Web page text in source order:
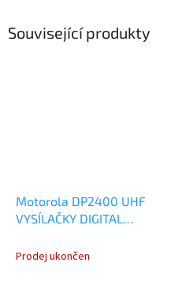
Související produkty
Motorola DP2400 UHF
VYSÍLAČKY DIGITAL
MDH02RDC9JA2AN -
Prodej ukončen